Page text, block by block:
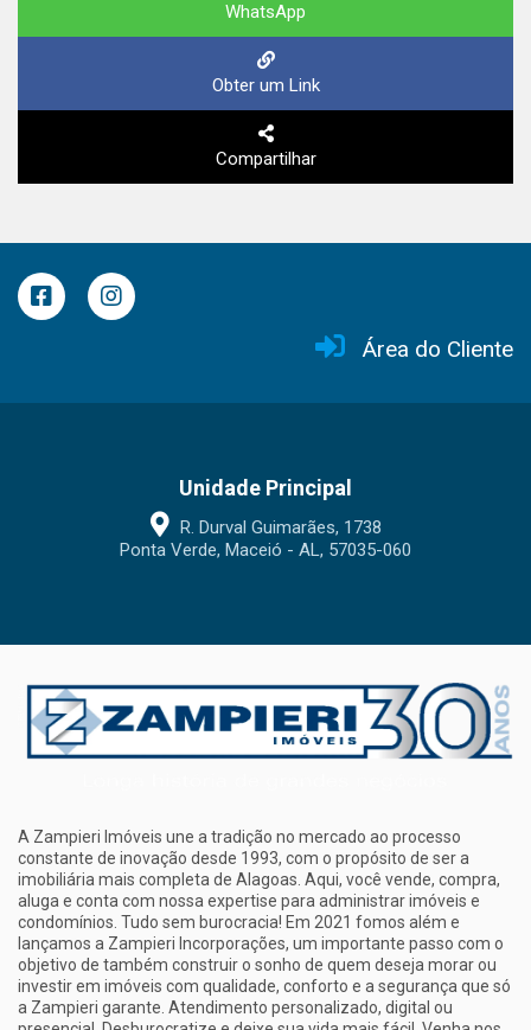
WhatsApp
Obter um Link
Compartilhar
Área do Cliente
Unidade Principal
R. Durval Guimarães, 1738
Ponta Verde, Maceió - AL, 57035-060
A Zampieri Imóveis une a tradição no mercado ao processo
constante de inovação desde 1993, com o propósito de ser a
imobiliária mais completa de Alagoas. Aqui, você vende, compra,
aluga e conta com nossa expertise para administrar imóveis e
condomínios. Tudo sem burocracia! Em 2021 fomos além e
lançamos a Zampieri Incorporações, um importante passo com o
objetivo de também construir o sonho de quem deseja morar ou
investir em imóveis com qualidade, conforto e a segurança que só
a Zampieri garante. Atendimento personalizado, digital ou